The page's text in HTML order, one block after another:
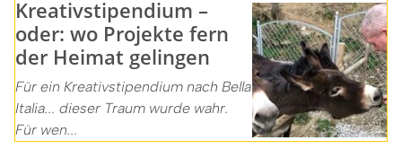
Kreativstipendium –
oder: wo Projekte fern
der Heimat gelingen
Für ein Kreativstipendium nach Bella
Italia... dieser Traum wurde wahr.
Für wen...